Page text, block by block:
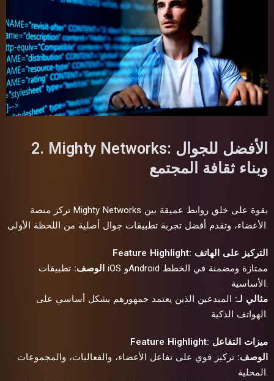
2. Mighty Networks: الأفضل للجوال
وبناء ثقافة المجتمع
تركز منصة Mighty Networks بقوة على خلق روابط عميقة بين
الأعضاء، وتقدم أفضل تجربة تطبيقات جوال أصلية من اللحظة الأولى.
Feature Highlight: التركيز على الهاتف
الوصف: تطبيقات iOS وAndroid ممتازة ومضمنة في الخطط
الأساسية.
مثالي لـ: المبدعين الذين يعتمد جمهورهم بشكل أساسي على
الهواتف الذكية.
Feature Highlight: ميزات التفاعل
الوصف: تركيز قوي على تفاعل الأعضاء، والفعاليات، والمجموعات
المحلية.